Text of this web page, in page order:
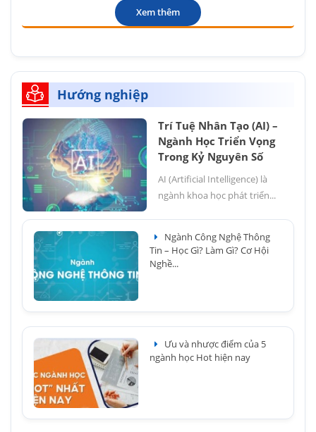
Xem thêm
Hướng nghiệp
Trí Tuệ Nhân Tạo (AI) –
Ngành Học Triển Vọng
Trong Kỷ Nguyên Số
AI (Artificial Intelligence) là
ngành khoa học phát triển...
Ngành Công Nghệ Thông
Tin – Học Gì? Làm Gì? Cơ Hội
Nghề...
Ưu và nhược điểm của 5
ngành học Hot hiện nay